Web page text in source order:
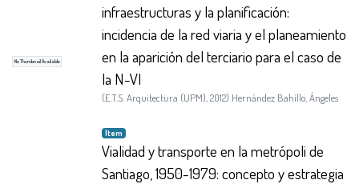
No Thumbnail Available
infraestructuras y la planificación:
incidencia de la red viaria y el planeamiento
en la aparición del terciario para el caso de
la N-VI
(E.T.S. Arquitectura (UPM) 2012) Hernández Bahíllo, Ángeles
Item
Vialidad y transporte en la metrópoli de
Santiago, 1950-1979: concepto y estrategia